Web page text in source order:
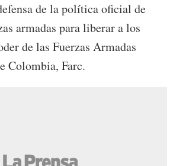
de la política oficial de
armadas para liberar a los
de las Fuerzas Armadas
Colombia, Farc.